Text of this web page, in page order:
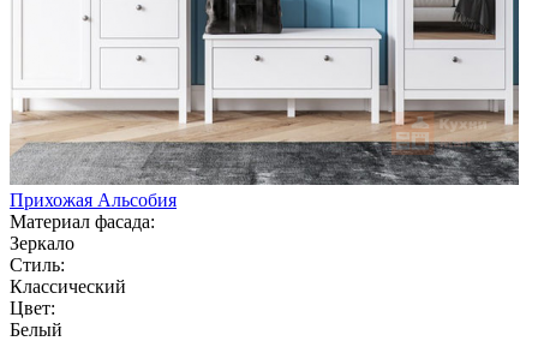
Прихожая Альсобия
Материал фасада:
Зеркало
Стиль:
Классический
Цвет:
Белый